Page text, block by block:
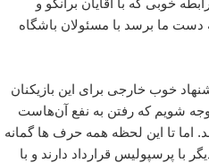
خوبی که با آقایان برانکو و
دست ما برسد با مسئولان باشگاه
خوب خارجی برای این بازیکنان
شویم که رفتن به نفع آن‌هاست
اما تا این لحظه همه حرف ها گمانه
با پرسپولیس قرارداد دارند و با